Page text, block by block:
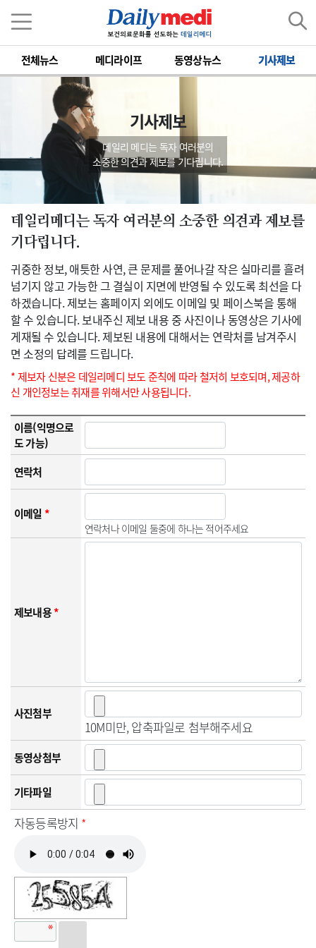
전체뉴스 메디라이프 동영상뉴스 기사제보
기사제보
데일리 메디는 독자 여러분의
소중한 의견과 제보를 기다립니다.
데일리메디는 독자 여러분의 소중한 의견과 제보를
기다립니다.
귀중한 정보, 애틋한 사연, 큰 문제를 풀어나갈 작은 실마리를 흘려
넘기지 않고 가능한 그 결실이 지면에 반영될 수 있도록 최선을 다
하겠습니다. 제보는 홈페이지 외에도 이메일 및 페이스북을 통해
할 수 있습니다. 보내주신 제보 내용 중 사진이나 동영상은 기사에
게재될 수 있습니다. 제보된 내용에 대해서는 연락처를 남겨주시
면 소정의 답례를 드립니다.
* 제보자 신분은 데일리메디 보도 준칙에 따라 철저히 보호되며, 제공하
신 개인정보는 취재를 위해서만 사용됩니다.
이름(익명으로
도 가능)
연락처
이메일*
연락처나 이메일 둘중에 하나는 적어주세요
제보내용*
사진첨부
10M미만, 압축파일로 첨부해주세요
동영상첨부
기타파일
자동등록방지 *